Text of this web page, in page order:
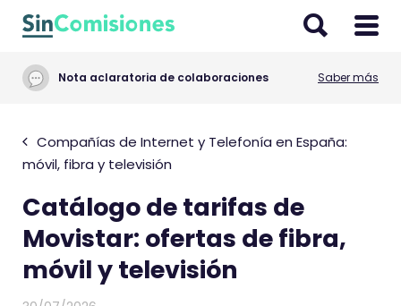
Nota aclaratoria de colaboraciones Saber más
Compañías de Internet y Telefonía en España:
móvil, fibra y televisión
Catálogo de tarifas de
Movistar: ofertas de fibra,
móvil y televisión